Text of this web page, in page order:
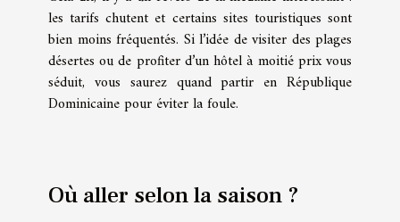
les tarifs chutent et certains sites touristiques sont
bien moins fréquentés. Si l’idée de visiter des plages
désertes ou de profiter d’un hôtel à moitié prix vous
séduit, vous saurez quand partir en République
Dominicaine pour éviter la foule.
Où aller selon la saison ?